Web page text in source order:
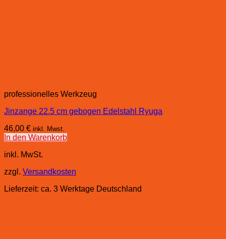
professionelles Werkzeug
Jinzange 22.5 cm gebogen Edelstahl Ryuga
46,00 € inkl. Mwst.
In den Warenkorb
inkl. MwSt.
zzgl. Versandkosten
Lieferzeit: ca. 3 Werktage Deutschland